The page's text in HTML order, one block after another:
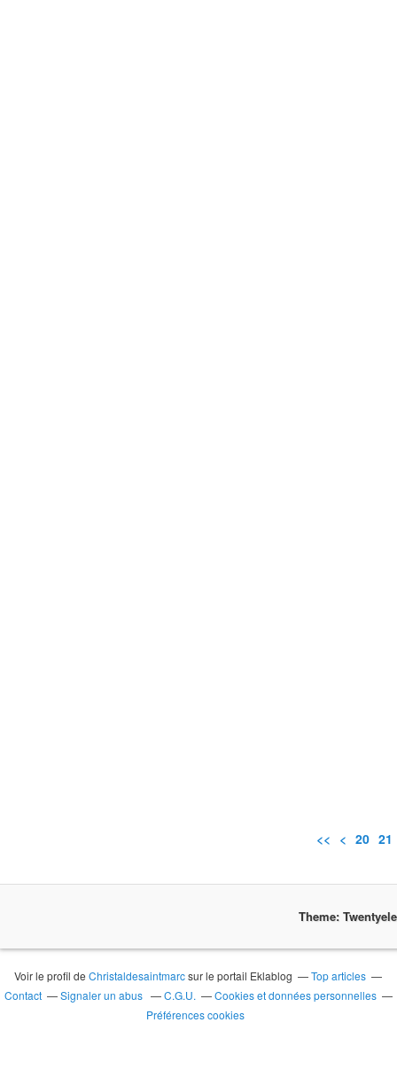
<< < 10
20 21
Theme:
Voir le profil deChristaldesaintmarcsur le portail Eklablog
Top articles
Contact
Signaler un abus C.G.U.
Cookies et données personnelles
Préférences cookies